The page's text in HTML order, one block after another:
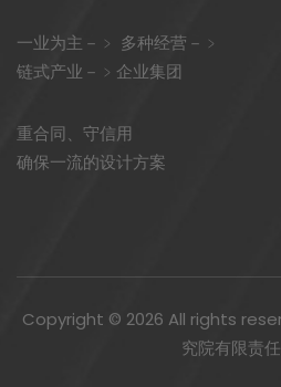
一业为主－﹥ 多种经营－﹥
链式产业－﹥企业集团
重合同、守信用
确保一流的设计方案
Copyright © 2026 All rights
究院有限责